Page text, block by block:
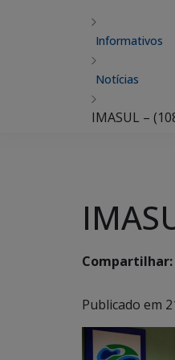
Informativos
Notícias
IMASUL –
Compartilhar:
Publicado em